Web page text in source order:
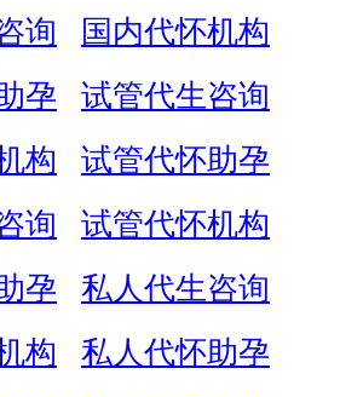
询
国内代怀机构
孕
试管代生咨询
构
试管代怀助孕
询
试管代怀机构
孕
私人代生咨询
构
私人代怀助孕